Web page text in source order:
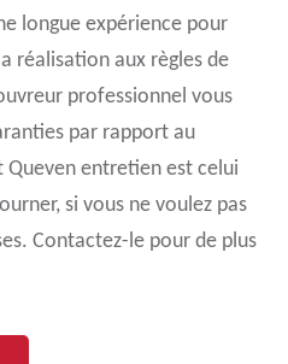
longue expérience pour
réalisation aux règles de
professionnel vous
par rapport au
Queven entretien est celui
si vous ne voulez pas
Contactez-le pour de plus